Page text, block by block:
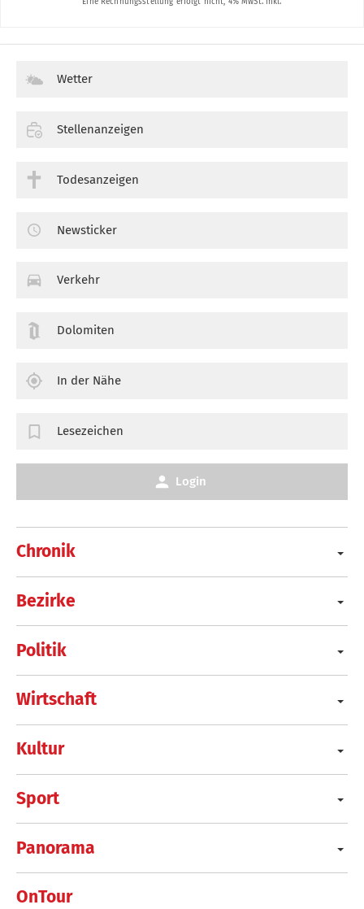
Chronik
Bezirke
Politik
Wirtschaft
Kultur
Sport
Panorama
OnTour
Wetter
Stellenanzeigen
Todesanzeigen
Newsticker
Verkehr
Dolomiten
In der Nähe
Lesezeichen
Login